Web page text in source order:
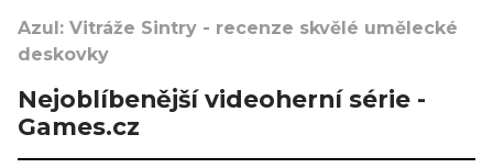
Azul: Vitráže Sintry - recenze skvělé umělecké
deskovky
Nejoblíbenější videoherní série -
Games.cz